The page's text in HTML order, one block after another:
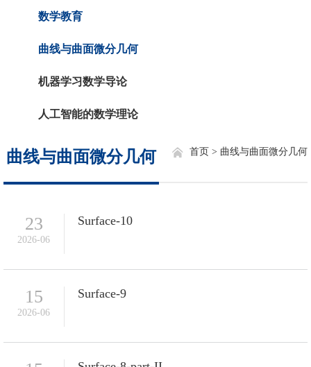
数学教育
曲线与曲面微分几何
机器学习数学导论
人工智能的数学理论
曲线与曲面微分几何 曲线与曲面微分几何
首页 >
23
2026-06
Surface-10
15
2026-06
Surface-9